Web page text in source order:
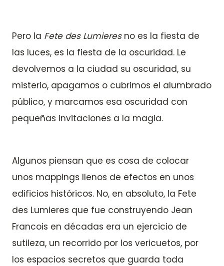
Pero la Fete des Lumieresno es la fiesta de
las luces, es la fiesta de la oscuridad. Le
devolvemos a la ciudad su oscuridad, su
misterio, apagamos o cubrimos el alumbrado
público, y marcamos esa oscuridad con
pequeñas invitaciones a la magia.
Algunos piensan que es cosa de colocar
unos mappings llenos de efectos en unos
edificios históricos. No, en absoluto, la Fete
des Lumieres que fue construyendo Jean
Francois en décadas era un ejercicio de
sutileza, un recorrido por los vericuetos, por
los espacios secretos que guarda toda